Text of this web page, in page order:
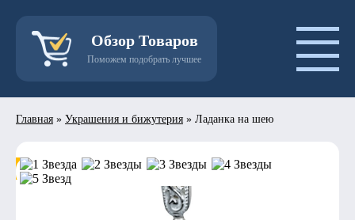
Обзор Товаров
Поможем подобрать лучшее
Главная » Украшения и бижутерия » Ладанка на шею
- 50%